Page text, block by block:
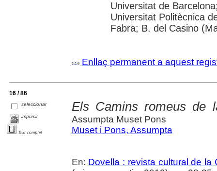
Universitat de
Universitat Politècnica
Fabra; B. del Casino
Enllaç permanent a aquest
16 / 86
seleccionar
imprimir
Text complet
Els Camins romeus de
Assumpta Muset Pons
Muset i Pons, Assumpta
En: Dovella : revista cultural de la